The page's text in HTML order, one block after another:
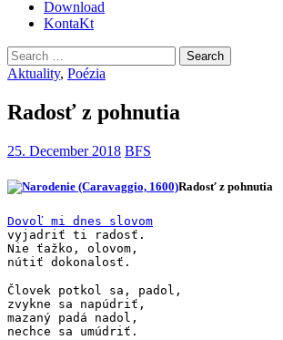
Download
KontaKt
Search
for:
Aktuality, Poézia
Radosť z pohnutia
25. December 2018 BFS
Radosť z pohnutia
Dovoľ mi dnes slovom
vyjadriť ti radosť.
Nie ťažko, olovom,
Človek potkol sa, padol,
zvykne sa napúdriť,
mazaný padá nadol,
nechce sa umúdriť.